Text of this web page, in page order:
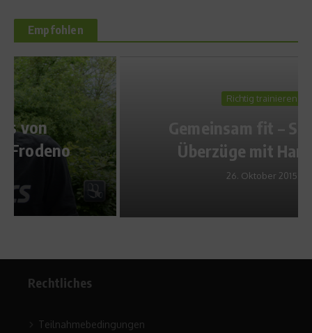
Empfohlen
Gemeinsam fit – So gehen
Überzüge mit Handtuch
Rechtliches
Teilnahmebedingungen